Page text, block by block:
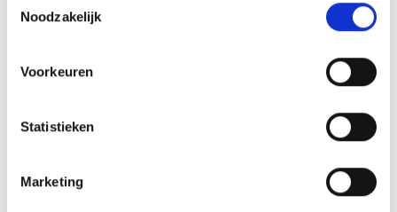
Noodzakelijk
Voorkeuren
Statistieken
Marketing